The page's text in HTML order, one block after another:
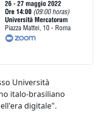
Università
italo-brasiliano
digitale".